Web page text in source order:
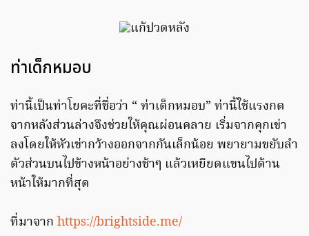
ท่าเด็กหมอบ
ท่านี้เป็นท่าโยคะที่ชื่อว่า “ ท่าเด็กหมอบ” ท่านี้ใช้แรงกด
จากหลังส่วนล่างจึงช่วยให้คุณผ่อนคลาย เริ่มจากคุกเข่า
ลงโดยให้หัวเข่ากว้างออกจากกันเล็กน้อย พยายามขยับลำ
ตัวส่วนบนไปข้างหน้าอย่างช้าๆ แล้วเหยียดแขนไปด้าน
หน้าให้มากที่สุด
ที่มาจาก https://brightside.me/